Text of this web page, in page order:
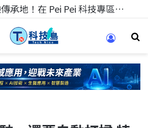
科技人的經驗傳承地！在 Pei Pei 科技專區，與學弟妹交流最硬核的技術